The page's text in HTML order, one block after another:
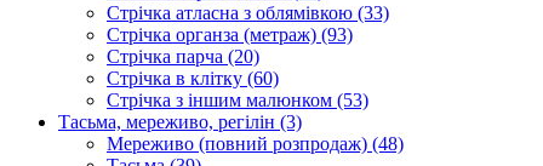
Стрічка атласна з облямівкою (33)
Стрічка органза (метраж) (93)
Стрічка парча (20)
Стрічка в клітку (60)
Стрічка з іншим малюнком (53)
Тасьма, мереживо, регілін (3)
Мереживо (повний розпродаж) (48)